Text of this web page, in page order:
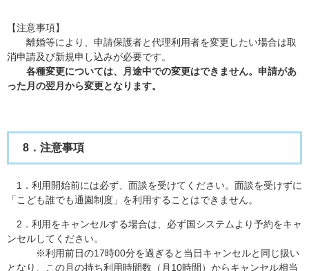
【注意事項】
離婚等により、申請保護者と代理利用者を変更したい場合は取
消申請及び新規申し込みが必要です。
各種変更については、月途中での変更はできません。申請があ
った月の翌月から変更となります。
8．注意事項
1．利用開始前には必ず、面談を受けてください。面談を受けずに
「こども誰でも通園制度」を利用することはできません。
2．利用をキャンセルする場合は、必ず国システムより予約をキャ
ンセルしてください。
※利用前日の17時00分を過ぎると当日キャンセルと同じ扱い
となり、この月の持ち利用時間数（月10時間）からキャンセル相当